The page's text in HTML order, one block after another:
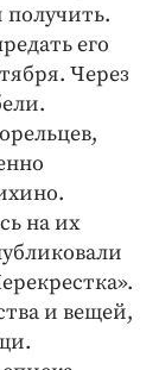
его
Через
на их
и вещей,